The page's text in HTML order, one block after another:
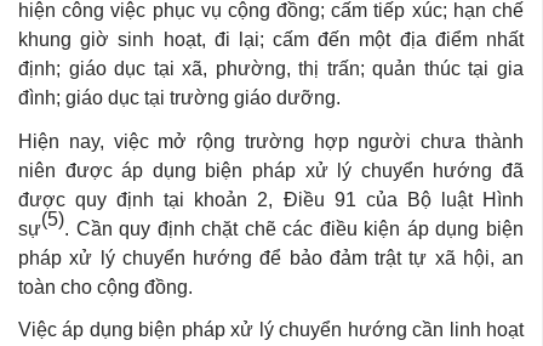
hiện công việc phục vụ cộng đồng; cấm tiếp xúc; hạn chế
khung giờ sinh hoạt, đi lại; cấm đến một địa điểm nhất
định; giáo dục tại xã, phường, thị trấn; quản thúc tại gia
đình; giáo dục tại trường giáo dưỡng.
Hiện nay, việc mở rộng trường hợp người chưa thành
niên được áp dụng biện pháp xử lý chuyển hướng đã
được quy định tại khoản 2, Điều 91 của Bộ luật Hình
sự(5). Cần quy định chặt chẽ các điều kiện áp dụng biện
pháp xử lý chuyển hướng để bảo đảm trật tự xã hội, an
toàn cho cộng đồng.
Việc áp dụng biện pháp xử lý chuyển hướng cần linh hoạt